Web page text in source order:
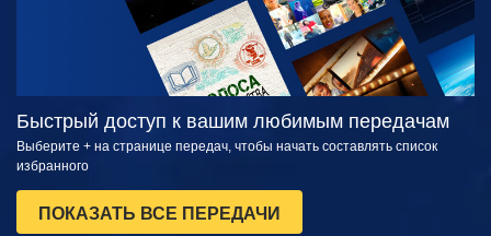
Быстрый доступ к вашим любимым передачам
Выберите + на странице передач, чтобы начать составлять список
избранного
ПОКАЗАТЬ ВСЕ ПЕРЕДАЧИ